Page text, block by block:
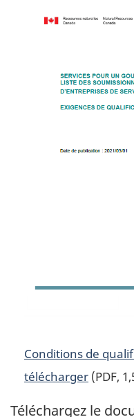
Conditions de
télécharger (PDF,
Téléchargez le